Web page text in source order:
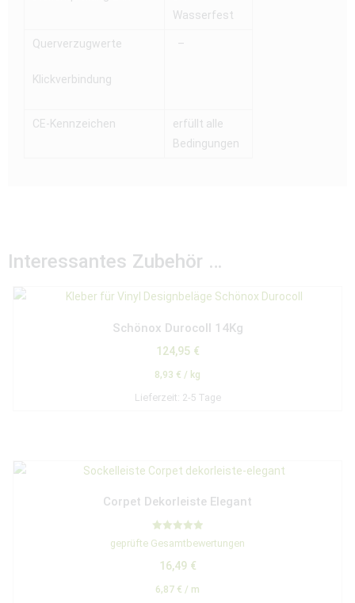
Wasserfest
Querverzugwerte
Klickverbindung
–
CE-Kennzeichen
erfüllt alle
Bedingungen
Interessantes Zubehör …
Schönox Durocoll 14Kg
124,95 €
8,93 € / kg
Lieferzeit: 2-5 Tage
Corpet Dekorleiste Elegant
Bewertet mit
5.00
geprüfte Gesamtbewertungen
16,49 €
6,87 € / m